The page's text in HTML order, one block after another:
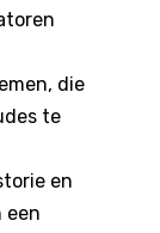
die
te
en
een